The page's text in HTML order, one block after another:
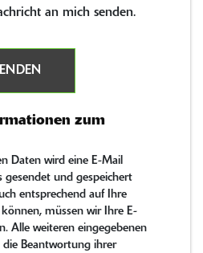
an mich senden.
zum
Daten wird eine E-Mail
gesendet und gespeichert
entsprechend auf Ihre
müssen wir Ihre E-
Alle weiteren eingegebenen
Beantwortung ihrer